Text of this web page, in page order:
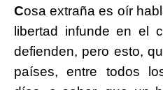
Cosa extraña es oír
libertad infunde en el
defienden, pero esto,
países, entre todos